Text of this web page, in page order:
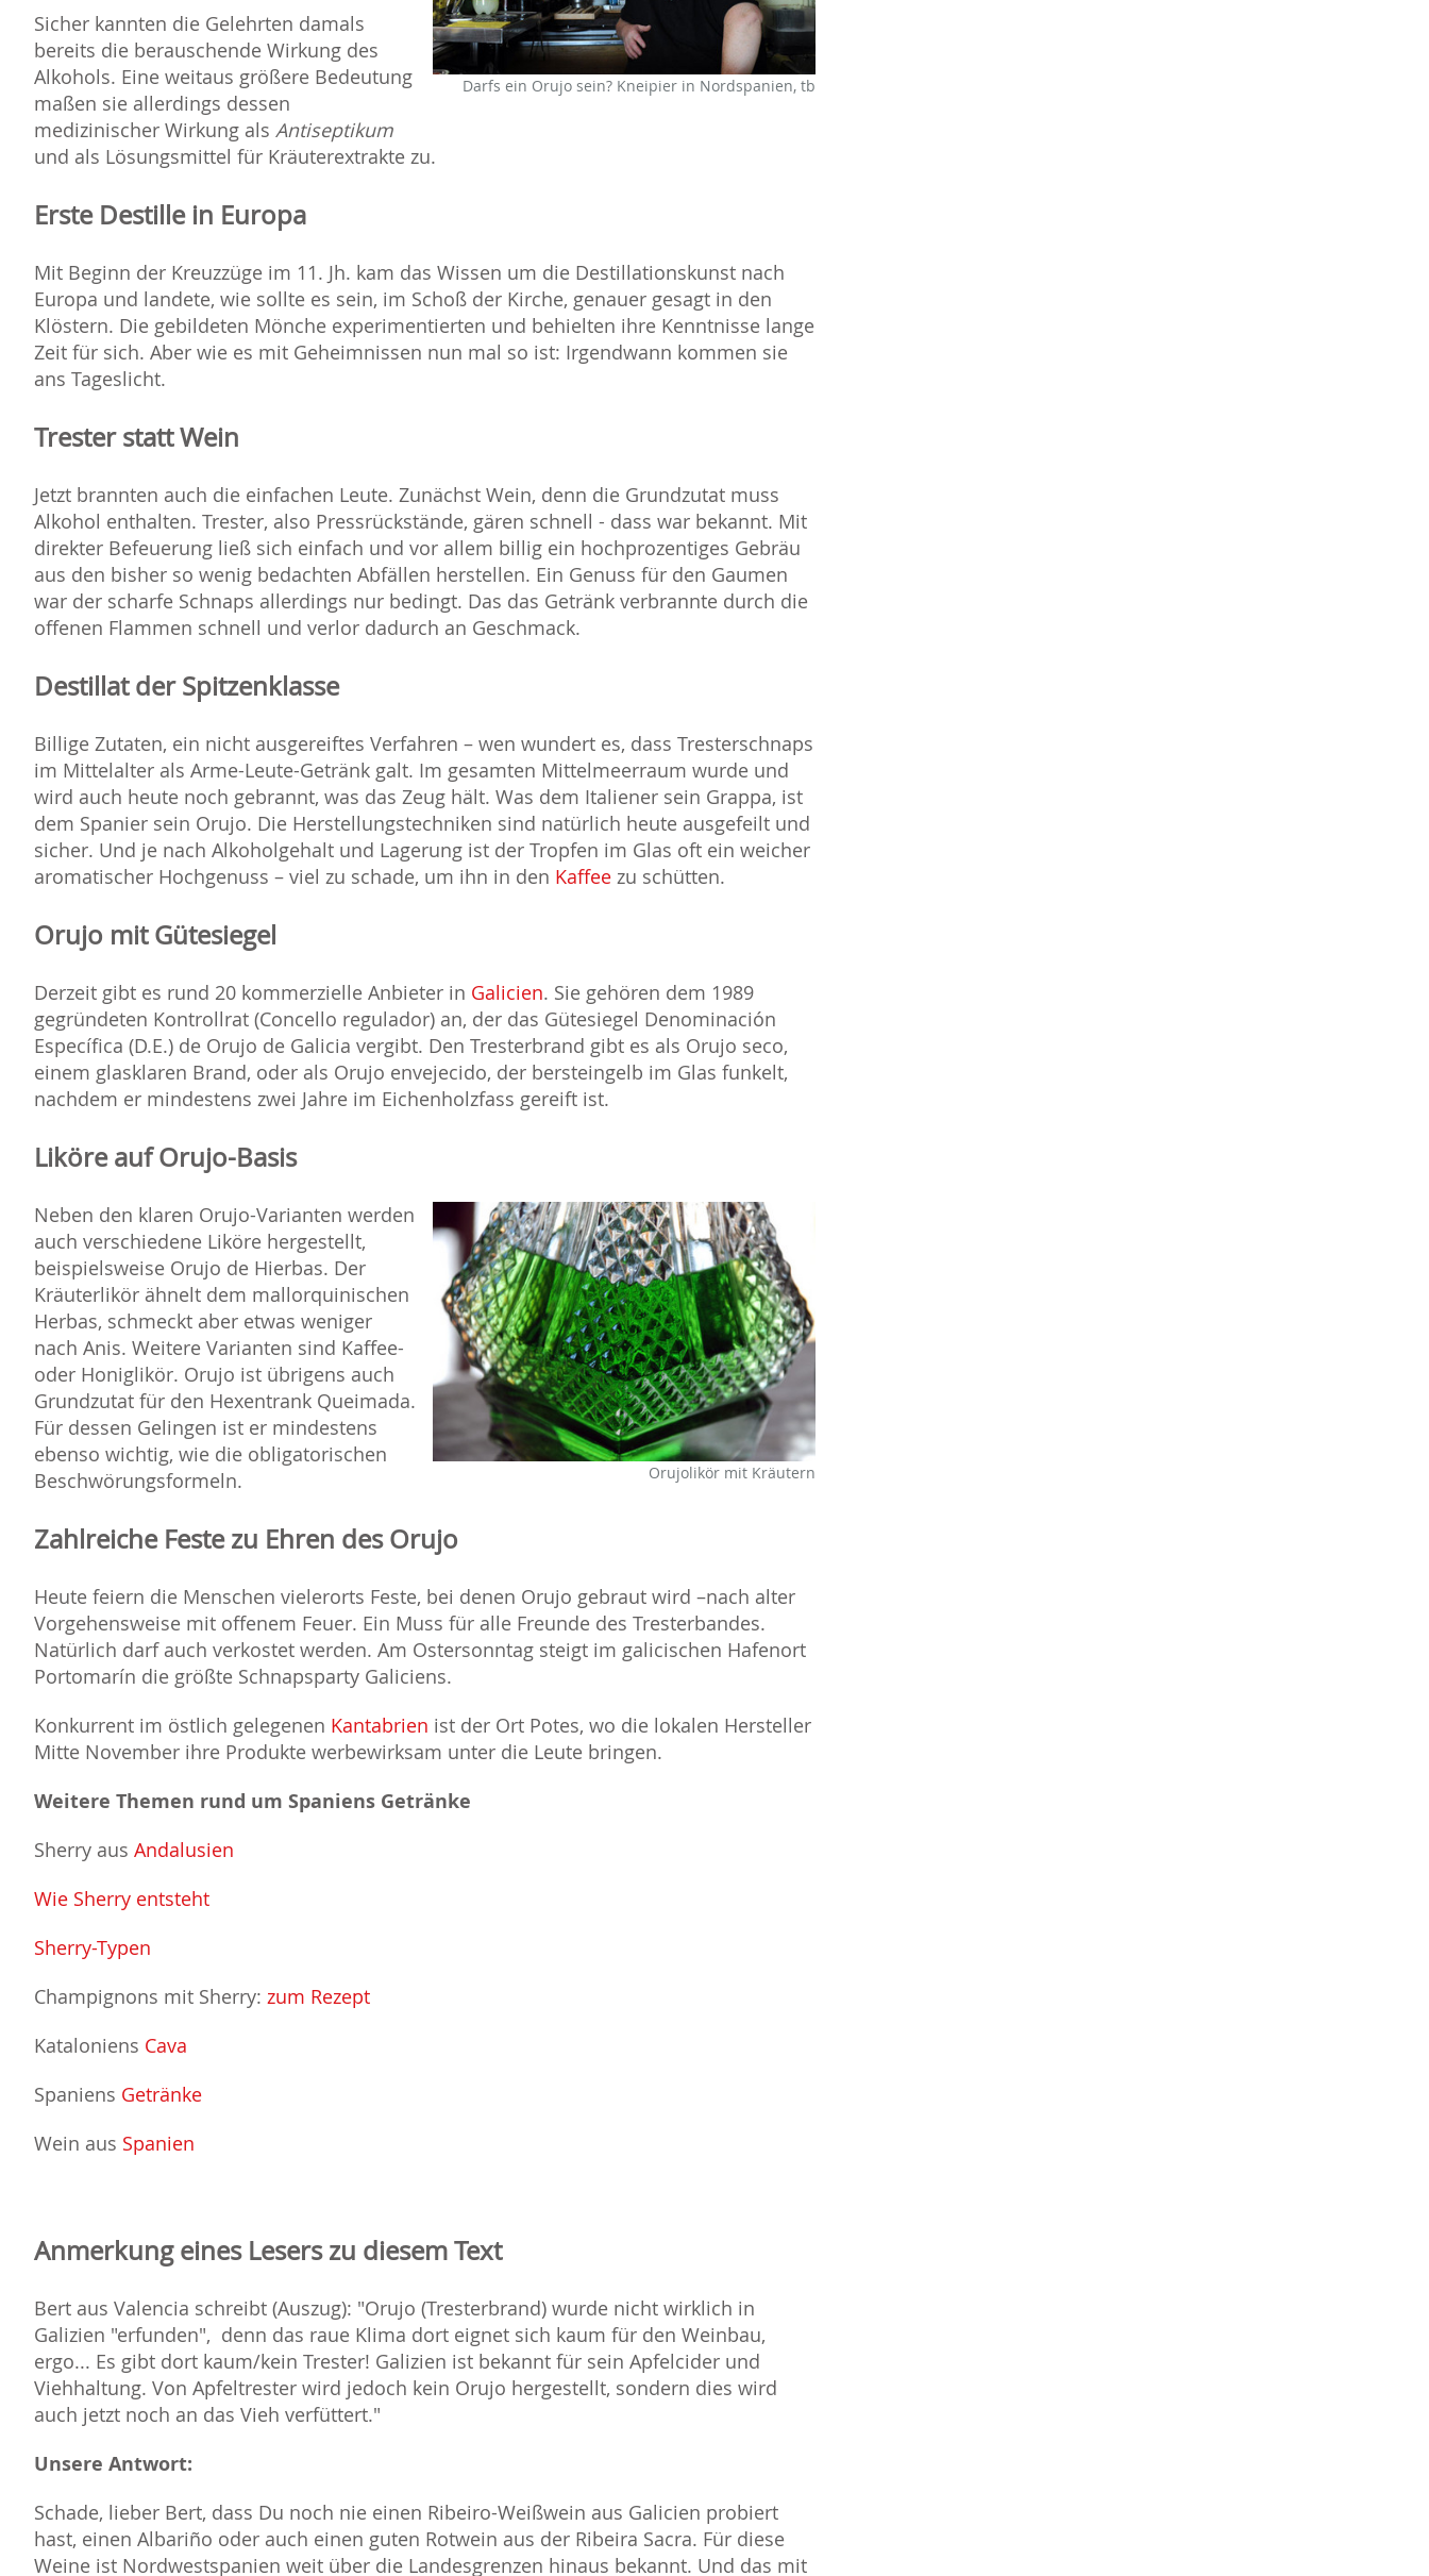
Darfs ein Orujo sein? Kneipier in Nordspanien, tb
Sicher kannten die Gelehrten damals
bereits die berauschende Wirkung des
Alkohols. Eine weitaus größere Bedeutung
maßen sie allerdings dessen
medizinischer Wirkung als Antiseptikum
und als Lösungsmittel für Kräuterextrakte zu.
Erste Destille in Europa
Mit Beginn der Kreuzzüge im 11. Jh. kam das Wissen um die Destillationskunst nach
Europa und landete, wie sollte es sein, im Schoß der Kirche, genauer gesagt in den
Klöstern. Die gebildeten Mönche experimentierten und behielten ihre Kenntnisse lange
Zeit für sich. Aber wie es mit Geheimnissen nun mal so ist: Irgendwann kommen sie
ans Tageslicht.
Trester statt Wein
Jetzt brannten auch die einfachen Leute. Zunächst Wein, denn die Grundzutat muss
Alkohol enthalten. Trester, also Pressrückstände, gären schnell - dass war bekannt. Mit
direkter Befeuerung ließ sich einfach und vor allem billig ein hochprozentiges Gebräu
aus den bisher so wenig bedachten Abfällen herstellen. Ein Genuss für den Gaumen
war der scharfe Schnaps allerdings nur bedingt. Das das Getränk verbrannte durch die
offenen Flammen schnell und verlor dadurch an Geschmack.
Destillat der Spitzenklasse
Billige Zutaten, ein nicht ausgereiftes Verfahren – wen wundert es, dass Tresterschnaps
im Mittelalter als Arme-Leute-Getränk galt. Im gesamten Mittelmeerraum wurde und
wird auch heute noch gebrannt, was das Zeug hält. Was dem Italiener sein Grappa, ist
dem Spanier sein Orujo. Die Herstellungstechniken sind natürlich heute ausgefeilt und
sicher. Und je nach Alkoholgehalt und Lagerung ist der Tropfen im Glas oft ein weicher
aromatischer Hochgenuss – viel zu schade, um ihn in den Kaffee zu schütten.
Orujo mit Gütesiegel
Derzeit gibt es rund 20 kommerzielle Anbieter in Galicien. Sie gehören dem 1989
gegründeten Kontrollrat (Concello regulador) an, der das Gütesiegel Denominación
Específica (D.E.) de Orujo de Galicia vergibt. Den Tresterbrand gibt es als Orujo seco,
einem glasklaren Brand, oder als Orujo envejecido, der bersteingelb im Glas funkelt,
nachdem er mindestens zwei Jahre im Eichenholzfass gereift ist.
Liköre auf Orujo-Basis
Orujolikör mit Kräutern
Neben den klaren Orujo-Varianten werden
auch verschiedene Liköre hergestellt,
beispielsweise Orujo de Hierbas. Der
Kräuterlikör ähnelt dem mallorquinischen
Herbas, schmeckt aber etwas weniger
nach Anis. Weitere Varianten sind Kaffee-
oder Honiglikör. Orujo ist übrigens auch
Grundzutat für den Hexentrank Queimada.
Für dessen Gelingen ist er mindestens
ebenso wichtig, wie die obligatorischen
Beschwörungsformeln.
Zahlreiche Feste zu Ehren des Orujo
Heute feiern die Menschen vielerorts Feste, bei denen Orujo gebraut wird –nach alter
Vorgehensweise mit offenem Feuer. Ein Muss für alle Freunde des Tresterbandes.
Natürlich darf auch verkostet werden. Am Ostersonntag steigt im galicischen Hafenort
Portomarín die größte Schnapsparty Galiciens.
Konkurrent im östlich gelegenen Kantabrien ist der Ort Potes, wo die lokalen Hersteller
Mitte November ihre Produkte werbewirksam unter die Leute bringen.
Weitere Themen rund um Spaniens Getränke
Sherry aus Andalusien
Wie Sherry entsteht
Sherry-Typen
Champignons mit Sherry: zum Rezept
Kataloniens Cava
Spaniens Getränke
Wein aus Spanien
Anmerkung eines Lesers zu diesem Text
Bert aus Valencia schreibt (Auszug): "Orujo (Tresterbrand) wurde nicht wirklich in
Galizien "erfunden", denn das raue Klima dort eignet sich kaum für den Weinbau,
ergo... Es gibt dort kaum/kein Trester! Galizien ist bekannt für sein Apfelcider und
Viehhaltung. Von Apfeltrester wird jedoch kein Orujo hergestellt, sondern dies wird
auch jetzt noch an das Vieh verfüttert."
Unsere Antwort:
Schade, lieber Bert, dass Du noch nie einen Ribeiro-Weißwein aus Galicien probiert
hast, einen Albariño oder auch einen guten Rotwein aus der Ribeira Sacra. Für diese
Weine ist Nordwestspanien weit über die Landesgrenzen hinaus bekannt. Und das mit